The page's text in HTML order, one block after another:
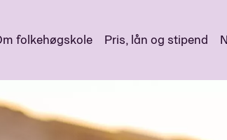
folkehøgskole Pris, lån og stipend